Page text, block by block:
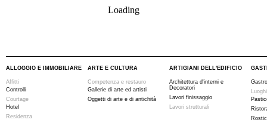
Loading
ALLOGGIO E IMMOBILIARE
Affitti
Controlli
Courtage
Hotel
Residenza
ARTE E CULTURA
Competenza e restauro
Gallerie di arte ed artisti
Oggetti di arte e di antichità
ARTIGIANI DELL'EDIFICIO
Architettura d'interni e
Decoratori
Lavori finissaggio
Lavori strutturali